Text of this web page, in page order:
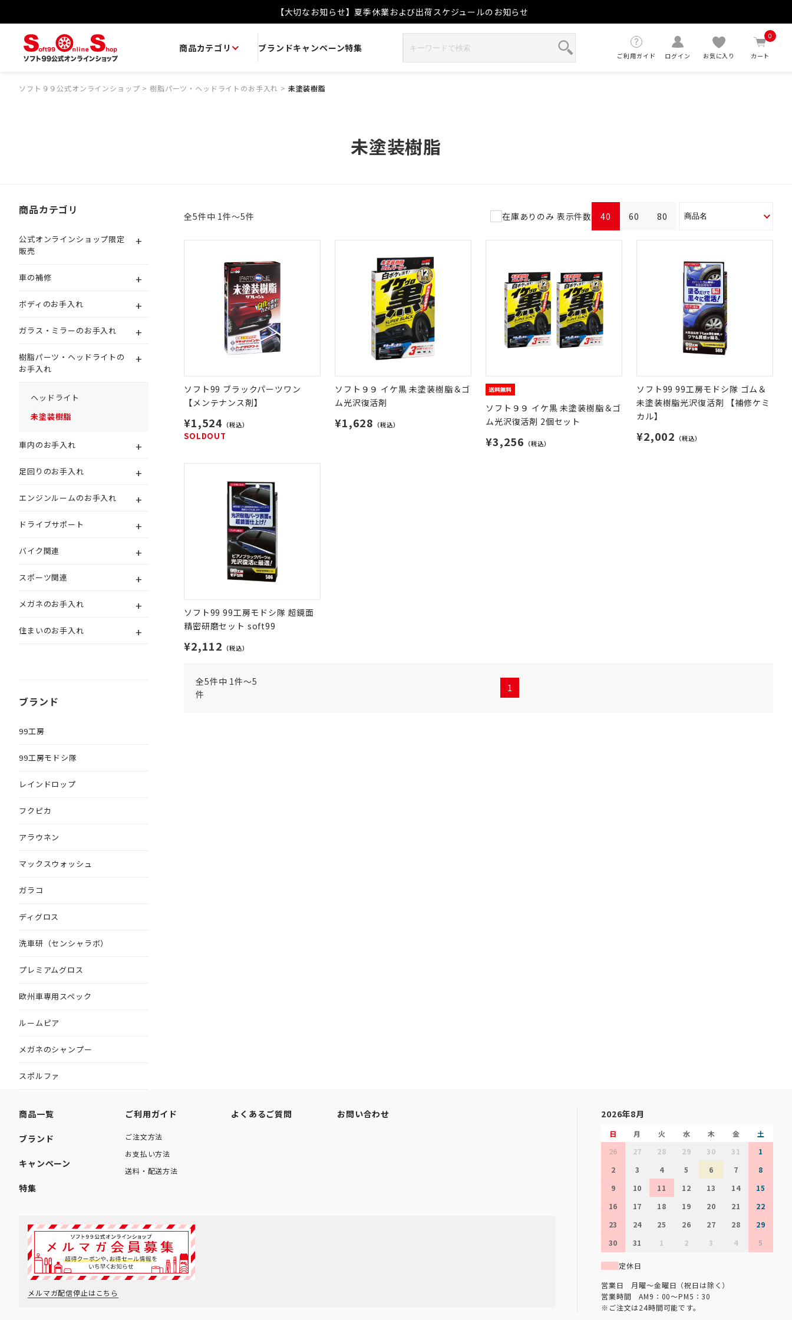
【大切なお知らせ】夏季休業および出荷スケジュールのお知らせ
商品カテゴリ ブランドキャンペーン特集
ご利用ガイド ログイン お気に入り カート
0
ソフト９９公式オンラインショップ > 樹脂パーツ・ヘッドライトのお手入れ > 未塗装樹脂
未塗装樹脂
商品カテゴリ
公式オンラインショップ限定
販売
+
車の補修 +
ボディのお手入れ +
ガラス・ミラーのお手入れ +
樹脂パーツ・ヘッドライトの
お手入れ
+
ヘッドライト
未塗装樹脂
車内のお手入れ +
足回りのお手入れ +
エンジンルームのお手入れ +
ドライブサポート +
バイク関連 +
スポーツ関連 +
メガネのお手入れ +
住まいのお手入れ +
ブランド
99工房
99工房モドシ隊
レインドロップ
フクピカ
アラウネン
マックスウォッシュ
ガラコ
ディグロス
洗車研（センシャラボ）
プレミアムグロス
欧州車専用スペック
ルームピア
メガネのシャンプー
スポルファ
全5件中 1件～5件 在庫ありのみ 表示件数 40 60 80
ソフト99 ブラックパーツワン
【メンテナンス剤】
¥1,524 （税込）
SOLDOUT
ソフト９９ イケ黒 未塗装樹脂＆ゴ
ム光沢復活剤
¥1,628 （税込）
ソフト９９ イケ黒 未塗装樹脂＆ゴ
ム光沢復活剤 2個セット
¥3,256 （税込）
ソフト99 99工房モドシ隊 ゴム＆
未塗装樹脂光沢復活剤 【補修ケミ
カル】
¥2,002 （税込）
ソフト99 99工房モドシ隊 超鏡面
精密研磨セット soft99
¥2,112 （税込）
全5件中 1件～5
件
1
商品一覧
ブランド
キャンペーン
特集
ご利用ガイド
ご注文方法
お支払い方法
送料・配送方法
よくあるご質問 お問い合わせ
メルマガ配信停止はこちら
2026年8月
日 月 火 水 木 金
土
26
27 28 29 30 31
1
2
3 4 5 6 7
8
9
10 11 12 13 14
15
16
17 18 19 20 21
22
23
24 25 26 27 28
29
30
31 1 2 3 4 5
定休日
営業日 月曜～金曜日（祝日は除く）
営業時間 AM9：00～PM5：30
※ご注文は24時間可能です。